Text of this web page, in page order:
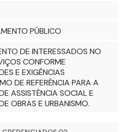
PÚBLICO
DE INTERESSADOS NO
CONFORME
E EXIGÊNCIAS
DE REFERÊNCIA PARA A
ASSISTÊNCIA SOCIAL E
OBRAS E URBANISMO.